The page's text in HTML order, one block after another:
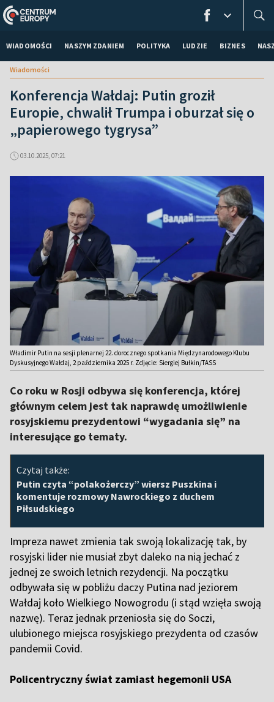
WIADOMOŚCI NASZYM ZDANIEM POLITYKA LUDZIE BIZNES
Wiadomości
Konferencja Wałdaj: Putin groził
Europie, chwalił Trumpa i oburzał się o
„papierowego tygrysa”
03.10.2025, 07:21
Władimir Putin na sesji plenarnej 22. dorocznego spotkania Międzynarodowego Klubu
Dyskusyjnego Wałdaj, 2 października 2025 r. Zdjęcie: Siergiej Bułkin/TASS
Co roku w Rosji odbywa się konferencja, której
głównym celem jest tak naprawdę umożliwienie
rosyjskiemu prezydentowi “wygadania się” na
interesujące go tematy.
Czytaj także:
Putin czyta “polakożerczy” wiersz Puszkina i
komentuje rozmowy Nawrockiego z duchem
Piłsudskiego
Impreza nawet zmienia tak swoją lokalizację tak, by
rosyjski lider nie musiał zbyt daleko na nią jechać z
jednej ze swoich letnich rezydencji. Na początku
odbywała się w pobliżu daczy Putina nad jeziorem
Wałdaj koło Wielkiego Nowogrodu (i stąd wzięła swoją
nazwę). Teraz jednak przeniosła się do Soczi,
ulubionego miejsca rosyjskiego prezydenta od czasów
pandemii Covid.
Policentryczny świat zamiast hegemonii USA